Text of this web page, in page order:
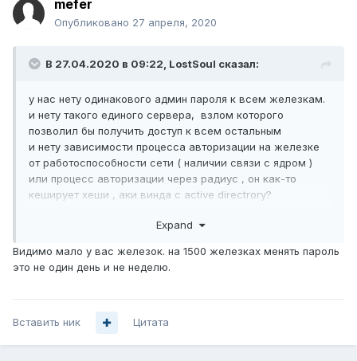
mefer
Опубликовано 27 апреля, 2020
В 27.04.2020 в 09:22, LostSoul сказал:
у нас нету одинакового админ пароля к всем железкам.
и нету такого единого сервера, взлом которого
позволил бы получить доступ к всем остальным
и нету зависимости процесса авторизации на железке
от работоспособности сети ( наличии связи с ядром )
или процесс авторизации через радиус , он как-то
кеширует хеши , аки винда с active directrory?
Expand
Видимо мало у вас железок. на 1500 железках менять пароль
это не один день и не неделю.
Вставить ник Цитата